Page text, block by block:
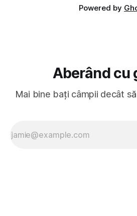
Powered by
Aberând cu
Mai bine bați câmpii decât